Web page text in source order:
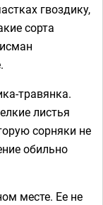
гвоздику,
сорта
травянка.
листья
сорняки не
обильно
месте. Ее не